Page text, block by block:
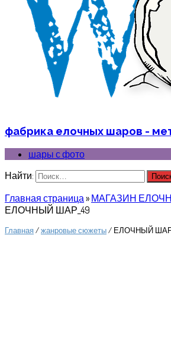
фабрика елочных шаров -
шары с фото
Найти:
Главная страница» МАГАЗИН
ЕЛОЧНЫЙ ШАР_49
Главная/жанровые сюжеты/ ЕЛОЧНЫЙ